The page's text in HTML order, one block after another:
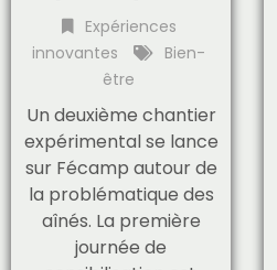
Expériences
innovantes
Bien-
être
Un deuxième chantier
expérimental se lance
sur Fécamp autour de
la problématique des
aînés. La première
journée de